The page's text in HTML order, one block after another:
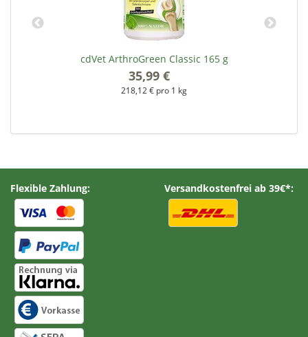
cdVet ArthroGreen Classic 165 g
35,99 €
218,12 € pro 1 kg
Flexible Zahlung: Versandkostenfrei ab 39€*: